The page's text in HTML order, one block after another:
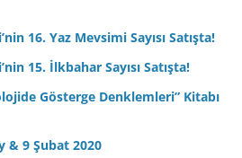
16. Yaz Mevsimi Sayısı Satışta!
15. İlkbahar Sayısı Satışta!
Gösterge Denklemleri” Kitabı
& 9 Şubat 2020